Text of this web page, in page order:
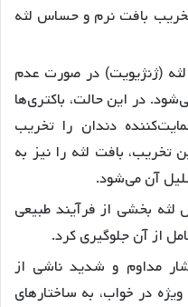
بافت نرم و حساس لثه
لثه (ژنژیویت) در صورت عدم
در این حالت، باکتری‌ها
دندان را تخریب
تخریب، بافت لثه را نیز به
آن می‌شود.
لثه بخشی از فرآیند طبیعی
از آن جلوگیری کرد.
مداوم و شدید ناشی از
در خواب، به ساختارهای